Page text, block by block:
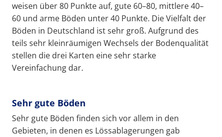
weisen über 80 Punkte auf, gute 60–80, mittlere 40–
60 und arme Böden unter 40 Punkte. Die Vielfalt der
Böden in Deutschland ist sehr groß. Aufgrund des
teils sehr kleinräumigen Wechsels der Bodenqualität
stellen die drei Karten eine sehr starke
Vereinfachung dar.
Sehr gute Böden
Sehr gute Böden finden sich vor allem in den
Gebieten, in denen es Lössablagerungen gab